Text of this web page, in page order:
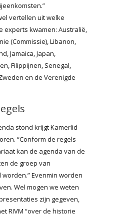
vertellen uit welke
experts kwamen: Australië,
(Commissie), Libanon,
Jamaica, Japan,
Filippijnen, Senegal,
en de Verenigde
stond krijgt Kamerlid
“Conform de regels
kan de agenda van de
de groep van
Evenmin worden
Wel mogen we weten
zijn gegeven,
RIVM “over de historie